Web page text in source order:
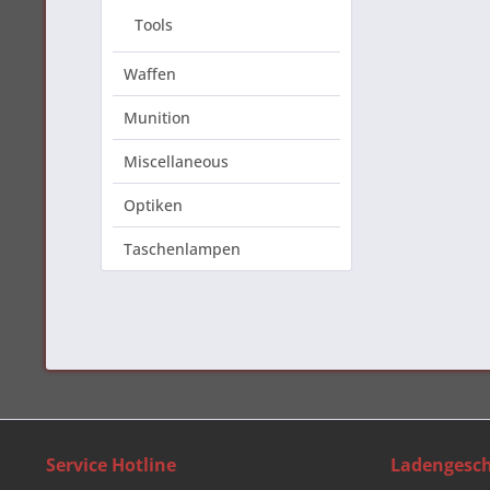
Tools
Waffen
Munition
Miscellaneous
Optiken
Taschenlampen
Service Hotline